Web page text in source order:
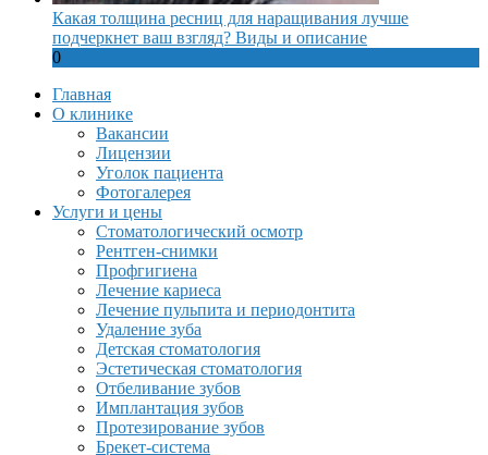
Какая толщина ресниц для наращивания лучше
подчеркнет ваш взгляд? Виды и описание
0
Главная
О клинике
Вакансии
Лицензии
Уголок пациента
Фотогалерея
Услуги и цены
Стоматологический осмотр
Рентген-снимки
Профгигиена
Лечение кариеса
Лечение пульпита и периодонтита
Удаление зуба
Детская стоматология
Эстетическая стоматология
Отбеливание зубов
Имплантация зубов
Протезирование зубов
Брекет-система